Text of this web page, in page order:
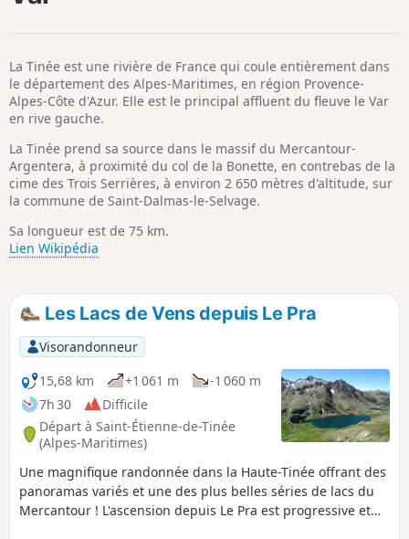
La Tinée est une rivière de France qui coule entièrement dans
le département des Alpes-Maritimes, en région Provence-
Alpes-Côte d'Azur. Elle est le principal affluent du fleuve le Var
en rive gauche.
La Tinée prend sa source dans le massif du Mercantour-
Argentera, à proximité du col de la Bonette, en contrebas de la
cime des Trois Serrières, à environ 2 650 mètres d'altitude, sur
la commune de Saint-Dalmas-le-Selvage.
Sa longueur est de 75 km.
Lien Wikipédia
Les Lacs de Vens depuis Le Pra
Visorandonneur
15,68 km
+1 061 m
-1 060 m
7h 30
Difficile
Départ à Saint-Étienne-de-Tinée
(Alpes-Maritimes)
Une magnifique randonnée dans la Haute-Tinée offrant des
panoramas variés et une des plus belles séries de lacs du
Mercantour ! L'ascension depuis Le Pra est progressive et